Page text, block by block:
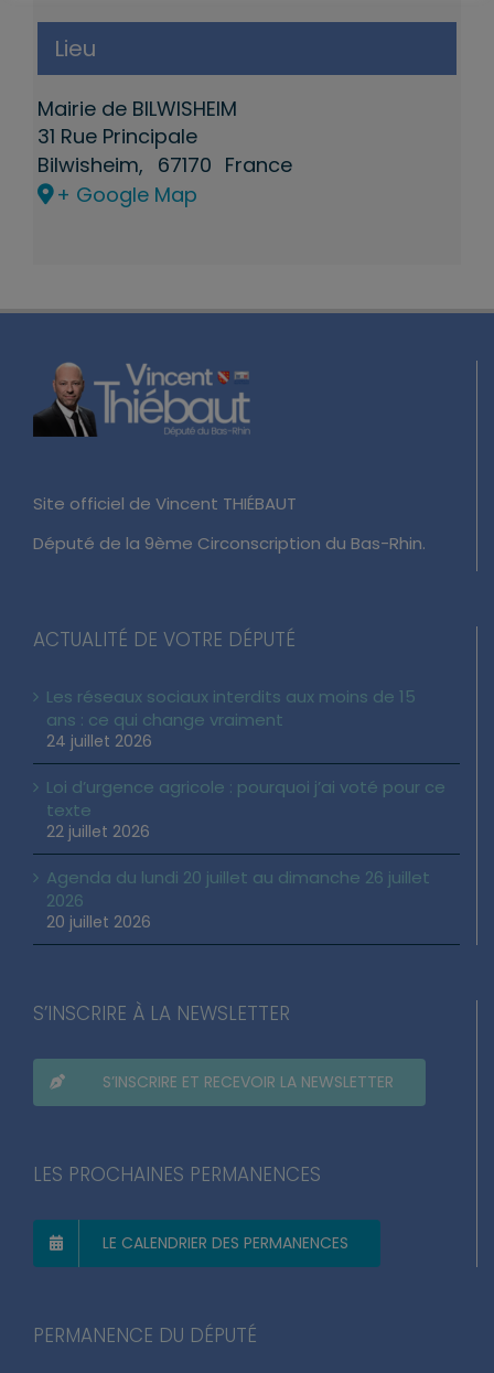
Lieu
Mairie de BILWISHEIM
31 Rue Principale
Bilwisheim, 67170 France
+ Google Map
Site officiel de Vincent THIÉBAUT
Député de la 9ème Circonscription du Bas-Rhin.
ACTUALITÉ DE VOTRE DÉPUTÉ
Les réseaux sociaux interdits aux moins de 15
ans : ce qui change vraiment
24 juillet 2026
Loi d’urgence agricole : pourquoi j’ai voté pour ce
texte
22 juillet 2026
Agenda du lundi 20 juillet au dimanche 26 juillet
2026
20 juillet 2026
S’INSCRIRE À LA NEWSLETTER
S’INSCRIRE ET RECEVOIR LA NEWSLETTER
LES PROCHAINES PERMANENCES
LE CALENDRIER DES PERMANENCES
PERMANENCE DU DÉPUTÉ